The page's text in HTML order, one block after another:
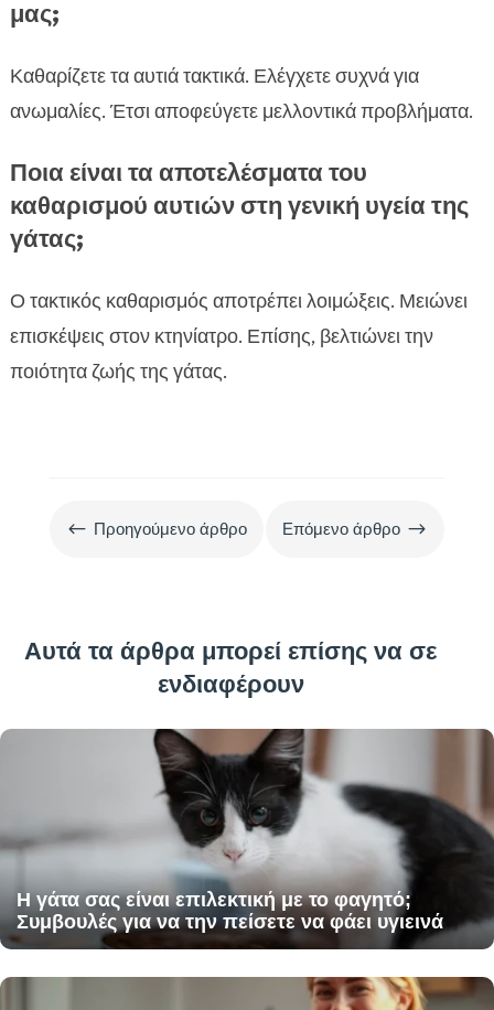
μας;
Καθαρίζετε τα αυτιά τακτικά. Ελέγχετε συχνά για
ανωμαλίες. Έτσι αποφεύγετε μελλοντικά προβλήματα.
Ποια είναι τα αποτελέσματα του
καθαρισμού αυτιών στη γενική υγεία της
γάτας;
Ο τακτικός καθαρισμός αποτρέπει λοιμώξεις. Μειώνει
επισκέψεις στον κτηνίατρο. Επίσης, βελτιώνει την
ποιότητα ζωής της γάτας.
# Προηγούμενο άρθρο Επόμενο άρθρο $
Αυτά τα άρθρα μπορεί επίσης να σε
ενδιαφέρουν
Η γάτα σας είναι επιλεκτική με το φαγητό;
Συμβουλές για να την πείσετε να φάει υγιεινά